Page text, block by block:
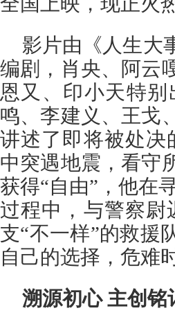
影片由《人生大
编剧，肖央、阿云
恩又、印小天特
鸣、李建义、王戈
讲述了即将被处决
中突遇地震，看守
获得“自由”，他在
过程中，与警察尉
支“不一样”的救援
自己的选择，危难
溯源初心 主创铭